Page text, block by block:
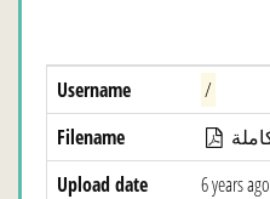
Username
/
Filename
Upload date
6 years ago